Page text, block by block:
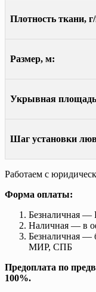
Плотность ткани,
Размер, м:
Укрывная
Шаг установки
Работаем с
Форма оплаты:
Безналичная —
Наличная — в
Безналичная —
МИР, СПБ
Предоплата по
100%.